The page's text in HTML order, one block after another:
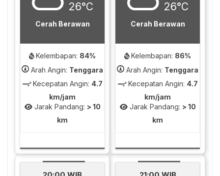
26°C
Cerah Berawan
Kelembapan: 84%
Arah Angin: Tenggara
Kecepatan Angin: 4.7
km/jam
Jarak Pandang: > 10
km
26°C
Cerah Berawan
Kelembapan: 86%
Arah Angin: Tenggara
Kecepatan Angin: 4.7
km/jam
Jarak Pandang: > 10
km